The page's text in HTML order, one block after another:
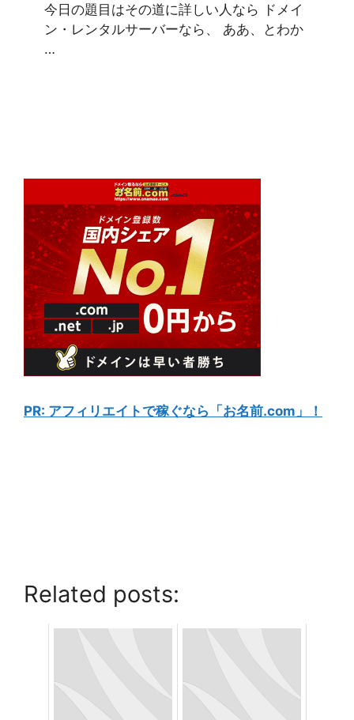
今日の題目はその道に詳しい人なら ドメイ
ン・レンタルサーバーなら、 ああ、とわか
…
PR: アフィリエイトで稼ぐなら「お名前.com」！
Related posts: